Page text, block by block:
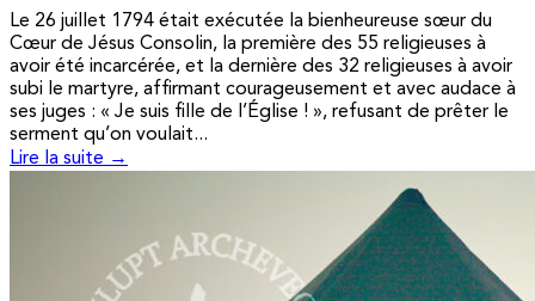
Le 26 juillet 1794 était exécutée la bienheureuse sœur du
Cœur de Jésus Consolin, la première des 55 religieuses à
avoir été incarcérée, et la dernière des 32 religieuses à avoir
subi le martyre, affirmant courageusement et avec audace à
ses juges : « Je suis fille de l’Église ! », refusant de prêter le
serment qu’on voulait...
Lire la suite →